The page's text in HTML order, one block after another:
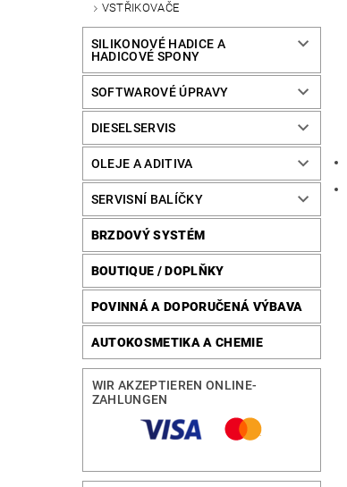
VSTŘIKOVAČE
SILIKONOVÉ HADICE A
HADICOVÉ SPONY
SOFTWAROVÉ ÚPRAVY
DIESELSERVIS
OLEJE A ADITIVA
SERVISNÍ BALÍČKY
BRZDOVÝ SYSTÉM
BOUTIQUE / DOPLŇKY
POVINNÁ A DOPORUČENÁ VÝBAVA
AUTOKOSMETIKA A CHEMIE
WIR AKZEPTIEREN ONLINE-
ZAHLUNGEN